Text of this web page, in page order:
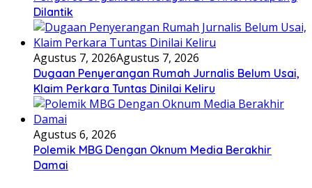
Dilantik
Agustus 7, 2026Agustus 7, 2026
Dugaan Penyerangan Rumah Jurnalis Belum Usai,
Klaim Perkara Tuntas Dinilai Keliru
Agustus 6, 2026
Polemik MBG Dengan Oknum Media Berakhir
Damai